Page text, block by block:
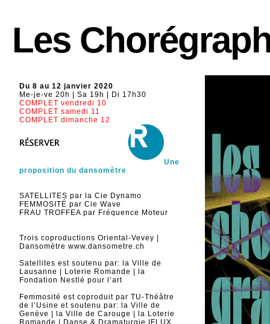
Les
Du 8 au 12 janvier 2020
Me-je-ve 20h | Sa 19h | Di 17h30
COMPLET vendredi 10
COMPLET samedi 11
COMPLET dimanche 12
Une
proposition du dansomètre
SATELLITES par la Cie Dynamo
FEMMOSITÉ par Cie Wave
FRAU TROFFEA par Fréquence Moteur
Trois coproductions Oriental-Vevey |
Dansomètre www.dansometre.ch
Satellites est soutenu par: la Ville de
Lausanne | Loterie Romande | la
Fondation Nestlé pour l’art
Femmosité est coproduit par TU-Théâtre
de l’Usine et soutenu par: la Ville de
Genève | la Ville de Carouge | la Loterie
Romande | Danse & Dramaturgie |FLUX